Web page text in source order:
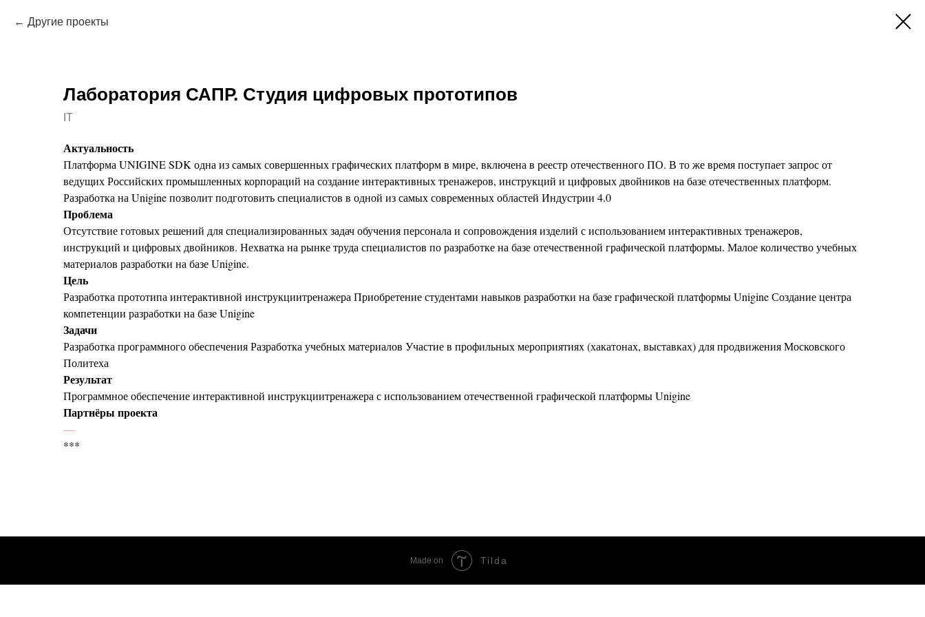
Другие проекты
Лаборатория САПР. Студия цифровых прототипов
IT
Актуальность
Платформа UNIGINE SDK одна из самых совершенных графических платформ в мире, включена в реестр отечественного ПО. В то же время поступает запрос от
ведущих Российских промышленных корпораций на создание интерактивных тренажеров, инструкций и цифровых двойников на базе отечественных платформ.
Разработка на Unigine позволит подготовить специалистов в одной из самых современных областей Индустрии 4.0
Проблема
Отсутствие готовых решений для специализированных задач обучения персонала и сопровождения изделий с использованием интерактивных тренажеров,
инструкций и цифровых двойников. Нехватка на рынке труда специалистов по разработке на базе отечественной графической платформы. Малое количество учебных
материалов разработки на базе Unigine.
Цель
Разработка прототипа интерактивной инструкциитренажера Приобретение студентами навыков разработки на базе графической платформы Unigine Создание центра
компетенции разработки на базе Unigine
Задачи
Разработка программного обеспечения Разработка учебных материалов Участие в профильных мероприятиях (хакатонах, выставках) для продвижения Московского
Политеха
Результат
Программное обеспечение интерактивной инструкциитренажера с использованием отечественной графической платформы Unigine
Партнёры проекта
—
***
Made on Tilda